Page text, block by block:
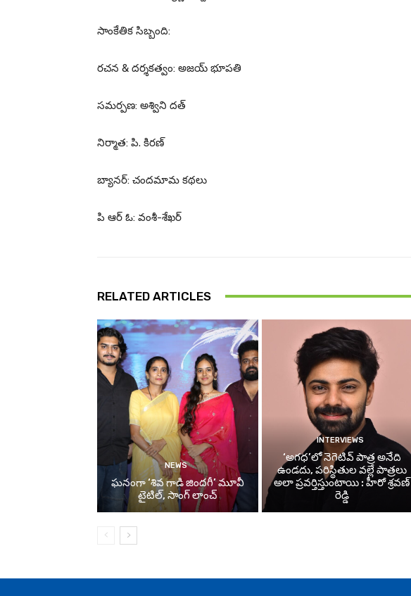
సాంకేతిక సిబ్బంది:
రచన & దర్శకత్వం: అజయ్ భూపతి
సమర్పణ: అశ్విని దత్
నిర్మాత: పి. కిరణ్
బ్యానర్: చందమామ కథలు
పి ఆర్ ఓ: వంశీ-శేఖర్
RELATED ARTICLES
NEWS
ఘనంగా ‘శివ గాడి జింద‌గీ’ మూవీ
టైటిల్, సాంగ్ లాంచ్
INTERVIEWS
‘అగధ’లో నెగెటివ్ పాత్ర అనేది
ఉండదు, పరిస్థితుల వల్లే పాత్రలు
అలా ప్రవర్తిస్తుంటాయి : హీరో శ్రవణ్
రెడ్డి